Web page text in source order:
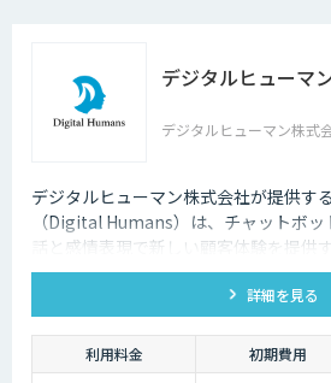
デジタルヒューマ
デジタルヒューマン株式
デジタルヒューマン株式会社が提供す
（Digital Humans）は、チャットボ
話と感情表現で新しい顧客体験を提供
タル従業員として、直感的で、インパ
るサービス創造と顧客体験が提供できま
詳細を見る
利用料金 初期費用